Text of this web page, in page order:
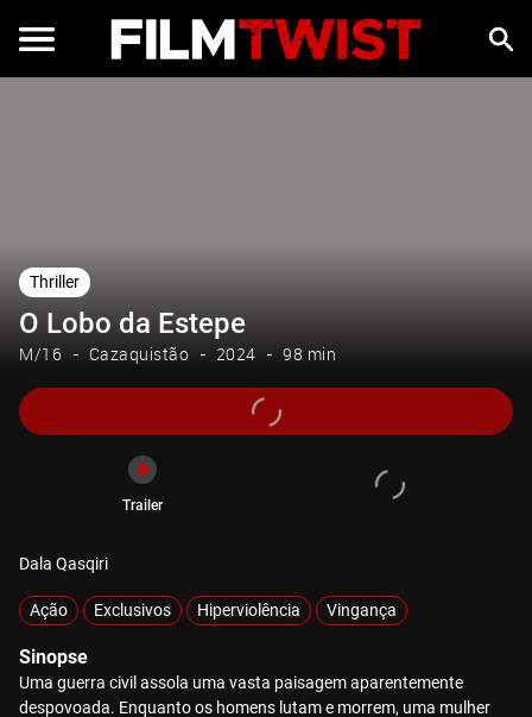
Thriller
O Lobo da Estepe
M/16 Cazaquistão 2024 98 min
Trailer
Dala Qasqiri
Ação Exclusivos Hiperviolência Vingança
Sinopse
Uma guerra civil assola uma vasta paisagem aparentemente
despovoada. Enquanto os homens lutam e morrem, uma mulher